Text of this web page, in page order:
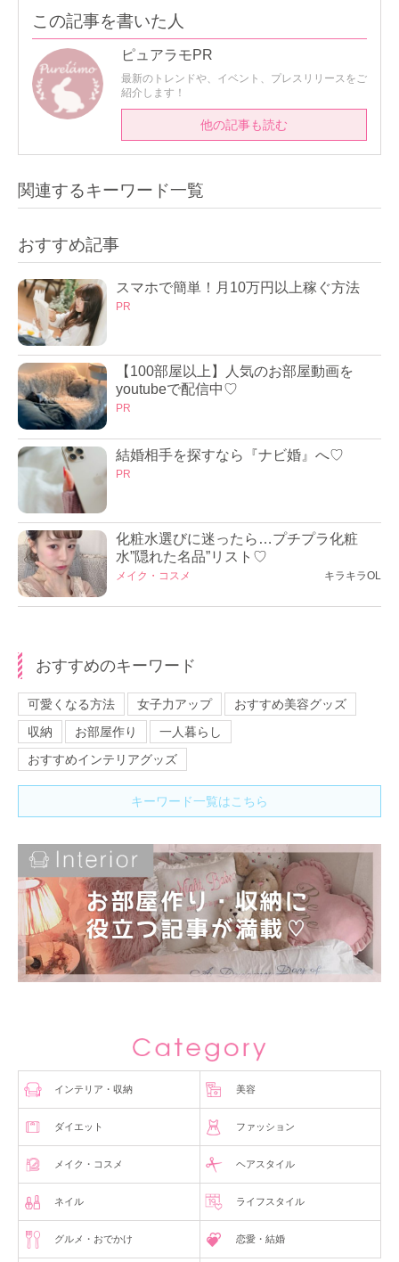
この記事を書いた人
ピュアラモPR
最新のトレンドや、イベント、プレスリリースをご
紹介します！
他の記事も読む
関連するキーワード一覧
おすすめ記事
スマホで簡単！月10万円以上稼ぐ方法
PR
【100部屋以上】人気のお部屋動画を
youtubeで配信中♡
PR
結婚相手を探すなら『ナビ婚』へ♡
PR
化粧水選びに迷ったら…プチプラ化粧
水”隠れた名品”リスト♡
メイク・コスメ キラキラOL
おすすめのキーワード
可愛くなる方法 女子力アップ
おすすめ美容グッズ
収納
お部屋作り
一人暮らし
おすすめインテリアグッズ
キーワード一覧はこちら
インテリア・収納 美容
ダイエット ファッション
メイク・コスメ ヘアスタイル
ネイル ライフスタイル
グルメ・おでかけ 恋愛・結婚